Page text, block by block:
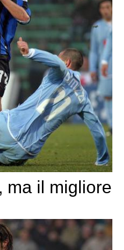
ma il migliore